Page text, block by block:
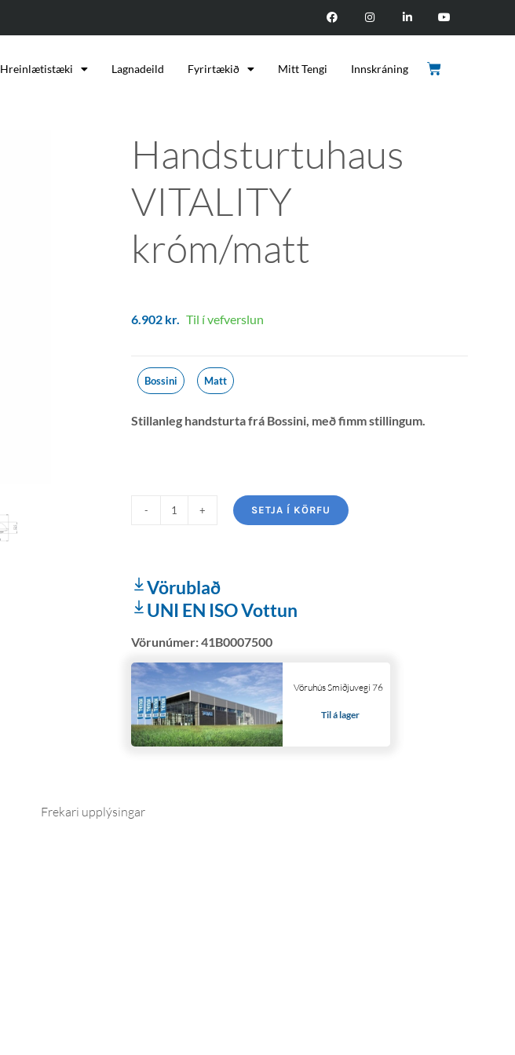
Hreinlætistæki Lagnadeild Fyrirtækið Mitt Tengi Innskráning
Handsturtuhaus
VITALITY
króm/matt
6.902 kr. Til í vefverslun
Bossini Matt
Stillanleg handsturta frá Bossini, með fimm stillingum.
SETJA Í KÖRFU
Vörublað
UNI EN ISO Vottun
Vörunúmer:41B0007500
Vöruhús Smiðjuvegi 76
Til á lager
Frekari upplýsingar